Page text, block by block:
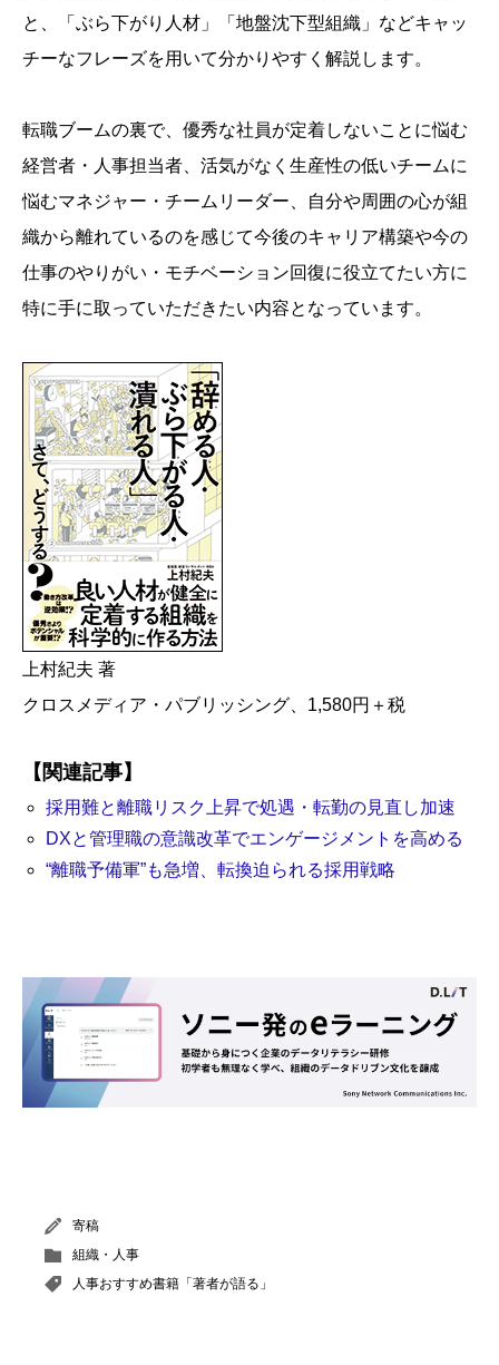
と、「ぶら下がり人材」「地盤沈下型組織」などキャッ
チーなフレーズを用いて分かりやすく解説します。
転職ブームの裏で、優秀な社員が定着しないことに悩む
経営者・人事担当者、活気がなく生産性の低いチームに
悩むマネジャー・チームリーダー、自分や周囲の心が組
織から離れているのを感じて今後のキャリア構築や今の
仕事のやりがい・モチベーション回復に役立てたい方に
特に手に取っていただきたい内容となっています。
上村紀夫 著
クロスメディア・パブリッシング、1,580円＋税
【関連記事】
採用難と離職リスク上昇で処遇・転勤の見直し加速
DXと管理職の意識改革でエンゲージメントを高める
“離職予備軍”も急増、転換迫られる採用戦略
寄稿
組織・人事
人事おすすめ書籍「著者が語る」